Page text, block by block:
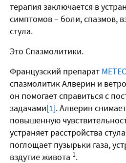
терапия заключается в
симптомов – боли, спазмов,
стула.
Это Спазмолитики.
Французский препарат
спазмолитик Алверин и
он помогает справиться с
задачами[1]. Алверин
повышенную
устраняет расстройства стула
поглощает пузырьки газа,
вздутие живота 1.